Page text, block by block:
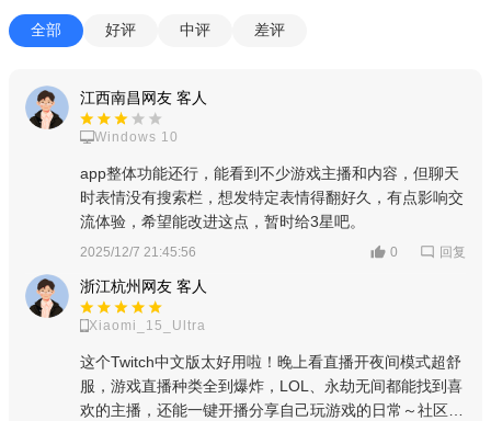
播放器，提升直播流畅度。
管理→Twitch→存储→清除缓存）。
温馨提示： 部分安卓机型需要开启“悬浮窗”权限才能使用小窗
强制操作：如果直播画面黑屏，请检查是否开启了系统级“禁止
后台联网”或流量节省模式，请关闭或添加Twitch为白名单。
温馨提示：建议在Wi-Fi环境下观看高清直播，移动数据网络下
可手动降低清晰度以节省流量。
小编推荐同类软件
软件名称 推荐星级 功能优势
全部 好评 中评 差评
江西南昌网友 客人
Windows 10
app整体功能还行，能看到不少游戏主播和内容，但聊天
时表情没有搜索栏，想发特定表情得翻好久，有点影响交
流体验，希望能改进这点，暂时给3星吧。
2025/12/7 21:45:56 0 回复
浙江杭州网友 客人
Xiaomi_15_Ultra
这个Twitch中文版太好用啦！晚上看直播开夜间模式超舒
服，游戏直播种类全到爆炸，LOL、永劫无间都能找到喜
欢的主播，还能一键开播分享自己玩游戏的日常～社区聊